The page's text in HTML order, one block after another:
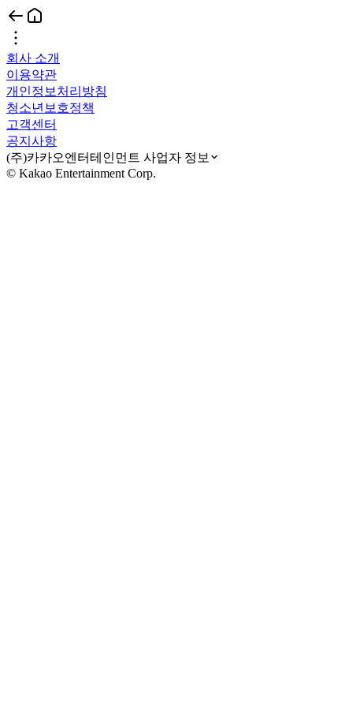
회사 소개
이용약관
개인정보처리방침
청소년보호정책
고객센터
공지사항
(주)카카오엔터테인먼트 사업자 정보
© Kakao Entertainment Corp.